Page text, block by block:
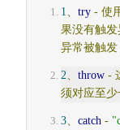
1 try - 使
果没有触
异常被触发
2 throw -
须对应至少
3、 catch -